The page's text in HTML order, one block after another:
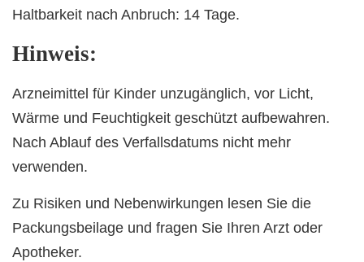
Haltbarkeit nach Anbruch: 14 Tage.
Hinweis:
Arzneimittel für Kinder unzugänglich, vor Licht,
Wärme und Feuchtigkeit geschützt aufbewahren.
Nach Ablauf des Verfallsdatums nicht mehr
verwenden.
Zu Risiken und Nebenwirkungen lesen Sie die
Packungsbeilage und fragen Sie Ihren Arzt oder
Apotheker.